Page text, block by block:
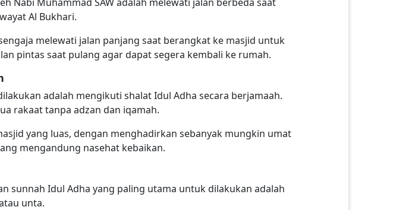
Al Bukhari.
melewati jalan panjang saat berangkat ke masjid untuk
pintas saat pulang agar dapat segera kembali ke rumah.
adalah mengikuti shalat Idul Adha secara berjamaah.
rakaat tanpa adzan dan iqamah.
yang luas, dengan menghadirkan sebanyak mungkin umat
mengandung nasehat kebaikan.
sunnah Idul Adha yang paling utama untuk dilakukan adalah
unta.